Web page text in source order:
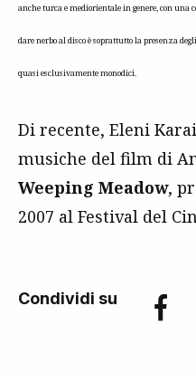
anche turca e mediorientale in genere, con
dare nerbo al disco è soprattutto la presenza
quasi esclusivamente monodici.
Di recente, Eleni
musiche del film di
Weeping Meadow,
2007 al Festival del
Condividi su